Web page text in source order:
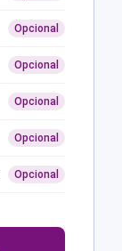
Opcional
Opcional
Opcional
Opcional
Opcional